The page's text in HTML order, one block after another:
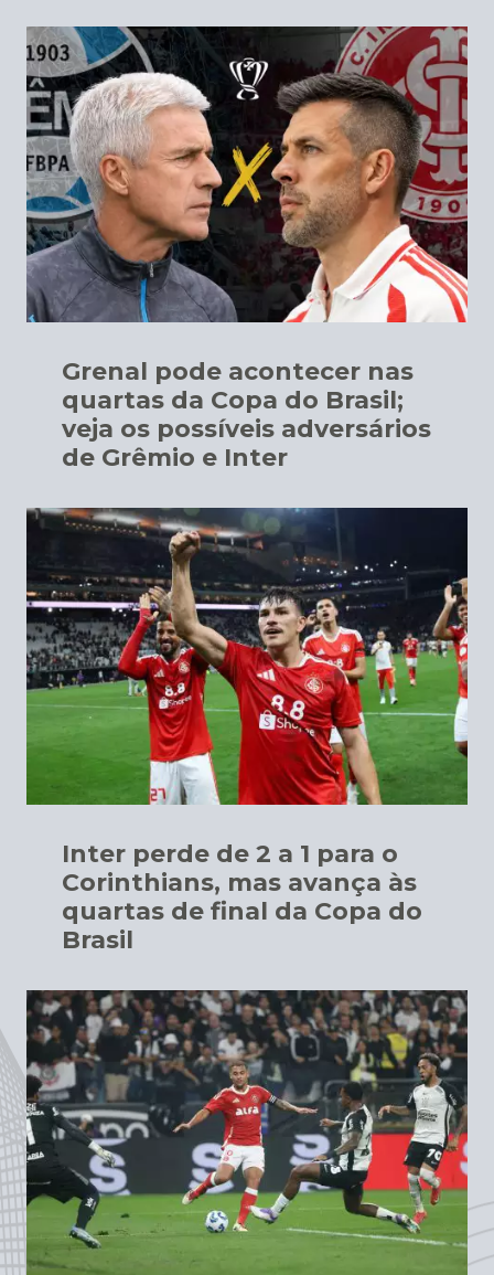
Grenal pode acontecer nas
quartas da Copa do Brasil;
veja os possíveis adversários
de Grêmio e Inter
Inter perde de 2 a 1 para o
Corinthians, mas avança às
quartas de final da Copa do
Brasil